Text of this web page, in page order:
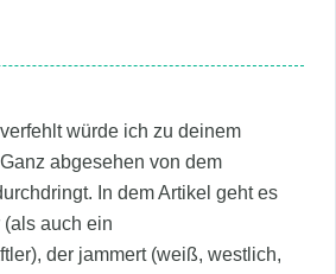
würde ich zu deinem
abgesehen von dem
In dem Artikel geht es
auch ein
der jammert (weiß, westlich,